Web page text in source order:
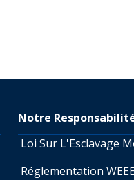
Notre
Loi Sur L'Esclavage
Réglementation